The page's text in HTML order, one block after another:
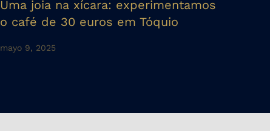
Uma joia na xícara: experimentamos
o café de 30 euros em Tóquio
mayo 9, 2025